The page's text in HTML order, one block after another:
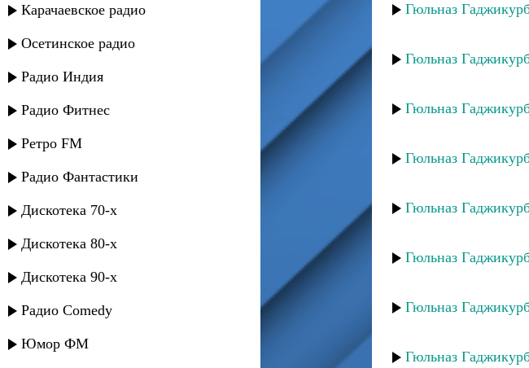
Карачаевское радио
Осетинское радио
Радио Индия
Радио Фитнес
Ретро FM
Радио Фантастики
Дискотека 70-х
Дискотека 80-х
Дискотека 90-х
Радио Comedy
Юмор ФМ
Гюльназ
Гюльназ
Гюльназ
Гюльназ
Гюльназ
Гюльназ
Гюльназ
Гюльназ